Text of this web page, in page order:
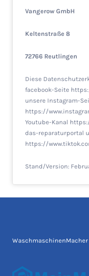
Vangerow GmbH
Keltenstraße 8
72766 Reutlingen
Diese
facebook-Seite
unsere Instagram-
https://
Youtube-Kanal
das-reparaturportal
https://
Stand/Version: